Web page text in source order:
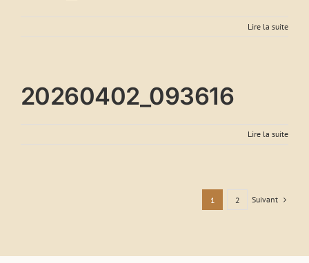
Lire la suite
20260402_093616
Lire la suite
1 2 Suivant